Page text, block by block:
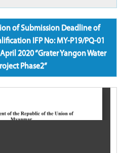
of Submission Deadline of
IFP No: MY-P19/PQ-01
2020 “Grater Yangon Water
Phase2“